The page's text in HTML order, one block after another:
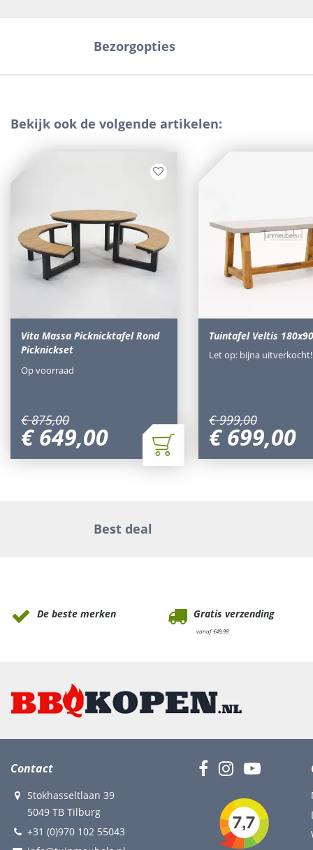
Bezorgopties
Bekijk ook de volgende artikelen:
Vita Massa Picknicktafel Rond
Picknickset
€ 875,00
€ 649,00
Op voorraad
Tuintafel Veltis
€ 999,00
€ 699,00
Let op: bijna uitverkocht!
Best deal
De beste merken Gratis verzending
vanaf €49,99
Contact
Stokhasseltlaan 39
5049 TB Tilburg
+31 (0)970 102 55043